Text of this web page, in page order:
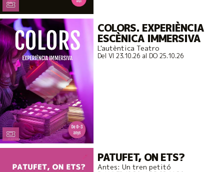
COLORS. EXPERIÈNCIA
ESCÈNICA IMMERSIVA
L'autèntica Teatro
Del VI 23.10.26al DO 25.10.26
PATUFET, ON ETS?
Antes: Un tren petitó